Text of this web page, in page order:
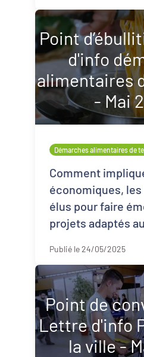
Point
d'info
alimentaires
- Mai
Démarches alimentaires de
Comment
économiques,
élus pour faire
projets adaptés
sur l'innovation
participat ...
Publié le 24/05/2025
Point de
Lettre d'info
la ville -